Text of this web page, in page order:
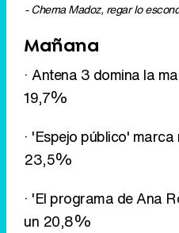
- Chema Madoz, regar lo
Mañana
· Antena 3 domina la
19,7%
· 'Espejo público'
23,5%
· 'El programa de Ana
un 20,8%